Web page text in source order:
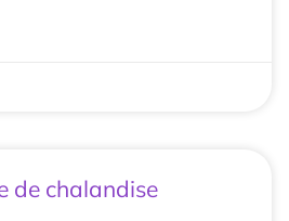
de chalandise